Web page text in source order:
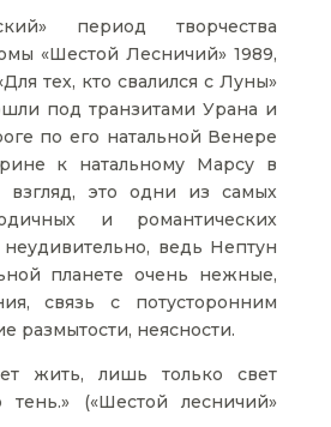
период творчества
«Шестой Лесничий» 1989,
тех, кто свалился с Луны»
под транзитами Урана и
по его натальной Венере
к натальному Марсу в
это одни из самых
и романтических
ведь Нептун
планете очень нежные,
связь с потусторонним
размытости, неясности.
жить, лишь только свет
тень.» («Шестой лесничий»